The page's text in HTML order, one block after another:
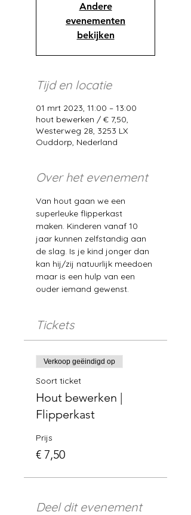
Andere
evenementen
bekijken
Tijd en locatie
01 mrt 2023, 11:00 – 13:00
hout bewerken / € 7,50,
Westerweg 28, 3253 LX
Ouddorp, Nederland
Over het evenement
Van hout gaan we een
superleuke flipperkast
maken. Kinderen vanaf 10
jaar kunnen zelfstandig aan
de slag. Is je kind jonger dan
kan hij/zij natuurlijk meedoen
maar is een hulp van een
ouder iemand gewenst.
Tickets
Verkoop geëindigd op
Soort ticket
Hout bewerken |
Flipperkast
Prijs
€ 7,50
Deel dit evenement